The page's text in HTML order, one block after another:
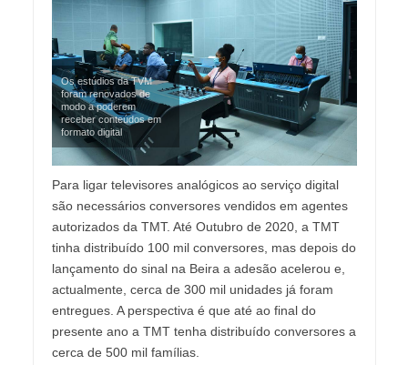
Os estúdios da TVM
foram renovados de
modo a poderem
receber conteúdos em
formato digital
Para ligar televisores analógicos ao serviço digital
são necessários conversores vendidos em agentes
autorizados da TMT. Até Outubro de 2020, a TMT
tinha distribuído 100 mil conversores, mas depois do
lançamento do sinal na Beira a adesão acelerou e,
actualmente, cerca de 300 mil unidades já foram
entregues. A perspectiva é que até ao final do
presente ano a TMT tenha distribuído conversores a
cerca de 500 mil famílias.